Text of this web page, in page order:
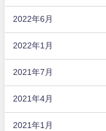
2022年6月
2022年1月
2021年7月
2021年4月
2021年1月